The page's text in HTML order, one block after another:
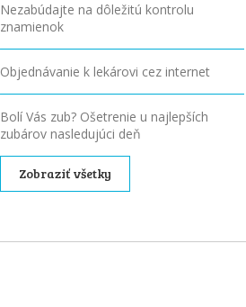
Nezabúdajte na dôležitú kontrolu
znamienok
Objednávanie k lekárovi cez internet
Bolí Vás zub? Ošetrenie u najlepších
zubárov nasledujúci deň
Zobraziť všetky